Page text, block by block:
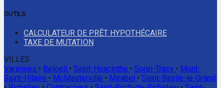
OUTILS
CALCULATEUR DE PRÊT HYPOTHÉCAIRE
TAXE DE MUTATION
VILLES
Varennes • Beloeil • Saint-Hyacinthe • Sorel-Tracy • Mont-
Saint-Hilaire • McMasterville • Mirabel • Saint-Basile-le-Grand